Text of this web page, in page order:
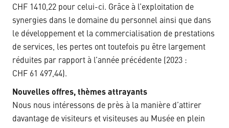
CHF 1410,22 pour celui-ci. Grâce à l’exploitation de
synergies dans le domaine du personnel ainsi que dans
le développement et la commercialisation de prestations
de services, les pertes ont toutefois pu être largement
réduites par rapport à l’année précédente (2023 :
CHF 61 497,44).
Nouvelles offres, thèmes attrayants
Nous nous intéressons de près à la manière d’attirer
davantage de visiteurs et visiteuses au Musée en plein